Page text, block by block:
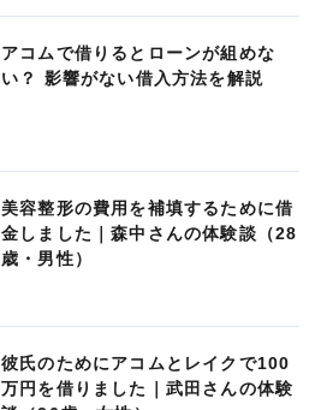
アコムで借りるとローンが組めな
い？ 影響がない借入方法を解説
美容整形の費用を補填するために借
金しました｜森中さんの体験談（28
歳・男性）
彼氏のためにアコムとレイクで100
万円を借りました｜武田さんの体験